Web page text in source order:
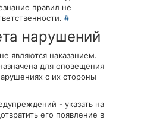
правил не
#
нарушений
являются наказанием.
для оповещения
с их стороны
- указать на
его появление в